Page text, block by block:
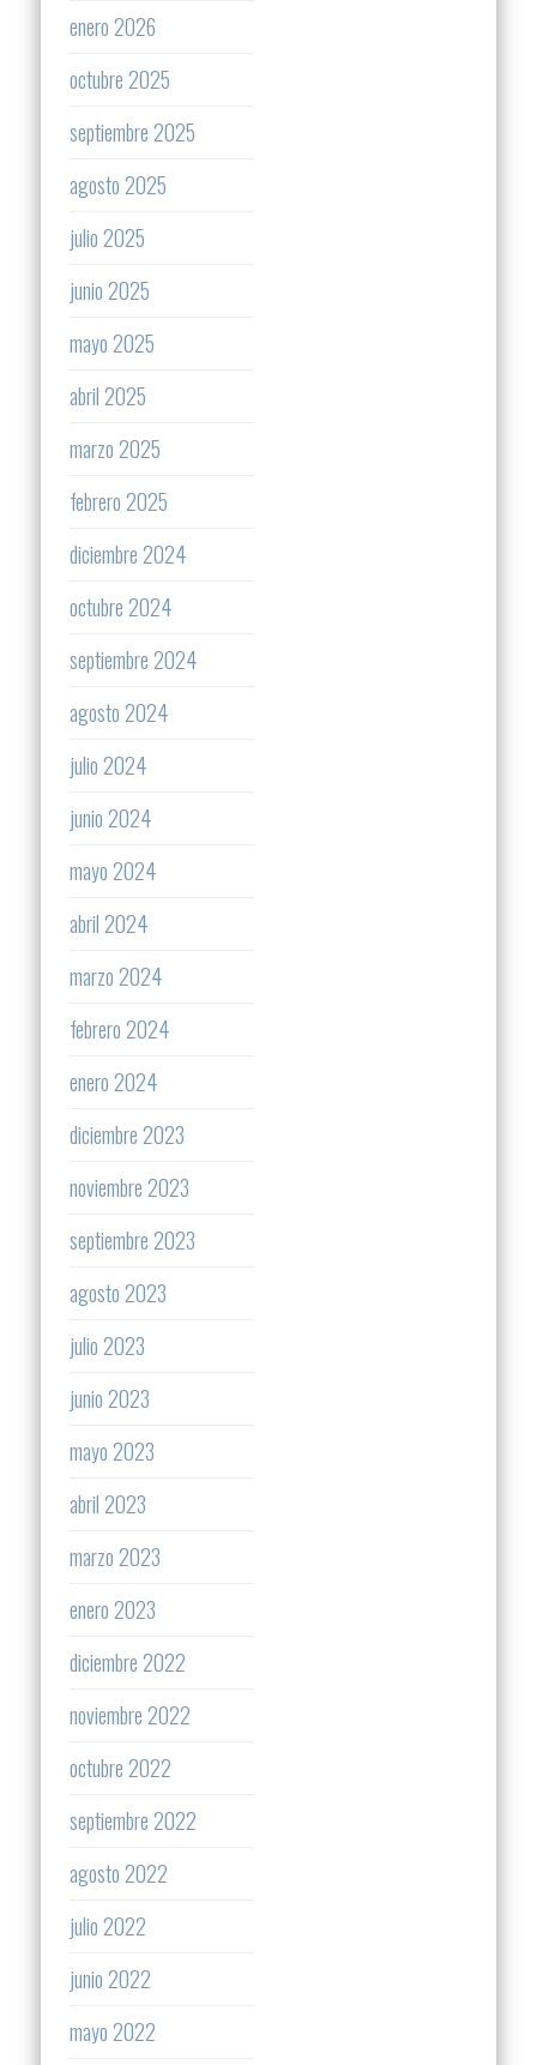
enero 2026
octubre 2025
septiembre 2025
agosto 2025
julio 2025
junio 2025
mayo 2025
abril 2025
marzo 2025
febrero 2025
diciembre 2024
octubre 2024
septiembre 2024
agosto 2024
julio 2024
junio 2024
mayo 2024
abril 2024
marzo 2024
febrero 2024
enero 2024
diciembre 2023
noviembre 2023
septiembre 2023
agosto 2023
julio 2023
junio 2023
mayo 2023
abril 2023
marzo 2023
enero 2023
diciembre 2022
noviembre 2022
octubre 2022
septiembre 2022
agosto 2022
julio 2022
junio 2022
mayo 2022